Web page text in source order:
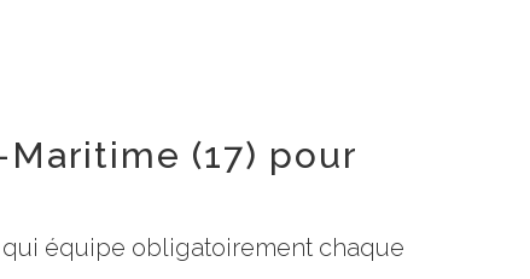
(17) pour
équipe obligatoirement chaque